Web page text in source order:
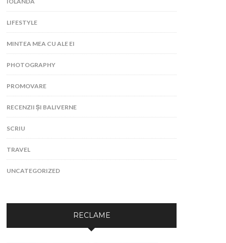
LIFESTYLE
MINTEA MEA CU ALE EI
PHOTOGRAPHY
PROMOVARE
RECENZII ȘI BALIVERNE
SCRIU
TRAVEL
UNCATEGORIZED
RECLAME